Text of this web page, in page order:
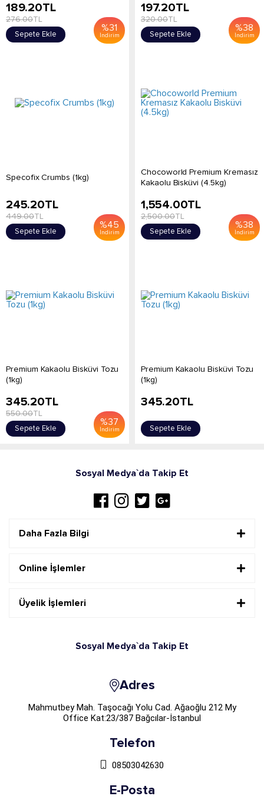
%31
İndirim
189.20TL
276.00TL
Sepete Ekle
%38
İndirim
197.20TL
320.00TL
Sepete Ekle
Specofix Crumbs (1kg)
%45
İndirim
245.20TL
449.00TL
Sepete Ekle
Chocoworld Premium Kremasız
Kakaolu Bisküvi (4.5kg)
%38
İndirim
1,554.00TL
2,500.00TL
Sepete Ekle
Premium Kakaolu Bisküvi Tozu
(1kg)
%37
İndirim
345.20TL
550.00TL
Sepete Ekle
Premium Kakaolu Bisküvi Tozu
(1kg)
345.20TL
Sepete Ekle
Sosyal Medya`da Takip Et
Daha Fazla Bilgi
Online İşlemler
Üyelik İşlemleri
Sosyal Medya`da Takip Et
Adres
Mahmutbey Mah. Taşocağı Yolu Cad. Ağaoğlu 212 My
Office Kat:23/387 Bağcılar-İstanbul
Telefon
08503042630
E-Posta